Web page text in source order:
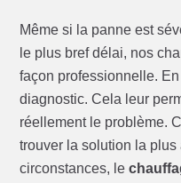
Même si la panne est
le plus bref délai, nos
façon professionnelle.
diagnostic. Cela leur
réellement le problème.
trouver la solution la
circonstances, le